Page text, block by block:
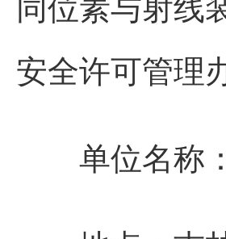
同位素与射线
安全许可管理
单位名称 ：